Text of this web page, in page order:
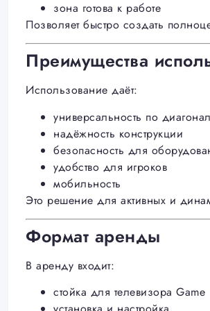
зона готова к работе
Позволяет быстро создать
Преимущества
Использование даёт:
универсальность по
надёжность конструкции
безопасность для
удобство для игроков
мобильность
Это решение для активных и
Формат аренды
В аренду входит:
стойка для телевизора Game